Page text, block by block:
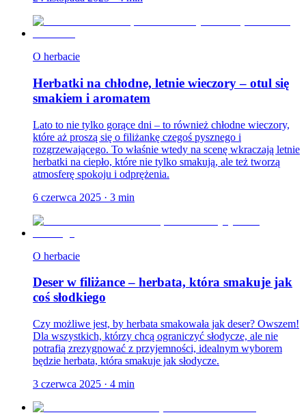
O herbacie
Herbatki na chłodne, letnie wieczory – otul się
smakiem i aromatem
Lato to nie tylko gorące dni – to również chłodne wieczory,
które aż proszą się o filiżankę czegoś pysznego i
rozgrzewającego. To właśnie wtedy na scenę wkraczają letnie
herbatki na ciepło, które nie tylko smakują, ale też tworzą
atmosferę spokoju i odprężenia.
6 czerwca 2025 · 3 min
O herbacie
Deser w filiżance – herbata, która smakuje jak
coś słodkiego
Czy możliwe jest, by herbata smakowała jak deser? Owszem!
Dla wszystkich, którzy chcą ograniczyć słodycze, ale nie
potrafią zrezygnować z przyjemności, idealnym wyborem
będzie herbata, która smakuje jak słodycze.
3 czerwca 2025 · 4 min